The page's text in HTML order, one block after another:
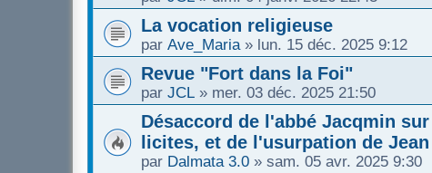
La vocation religieuse
par Ave_Maria » lun. 15 déc. 2025 9:12
Revue "Fort dans la Foi"
par JCL » mer. 03 déc. 2025 21:50
Désaccord de l'abbé Jacqmin
licites, et de l'usurpation de Jean
par Dalmata 3.0 » sam. 05 avr. 2025 9:30